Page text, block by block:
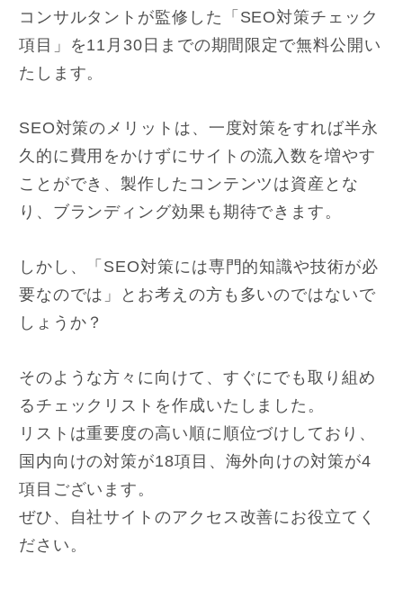
コンサルタントが監修した「SEO対策チェック
項目」を11月30日までの期間限定で無料公開い
たします。
SEO対策のメリットは、一度対策をすれば半永
久的に費用をかけずにサイトの流入数を増やす
ことができ、製作したコンテンツは資産とな
り、ブランディング効果も期待できます。
しかし、「SEO対策には専門的知識や技術が必
要なのでは」とお考えの方も多いのではないで
しょうか？
そのような方々に向けて、すぐにでも取り組め
るチェックリストを作成いたしました。
リストは重要度の高い順に順位づけしており、
国内向けの対策が18項目、海外向けの対策が4
項目ございます。
ぜひ、自社サイトのアクセス改善にお役立てく
ださい。